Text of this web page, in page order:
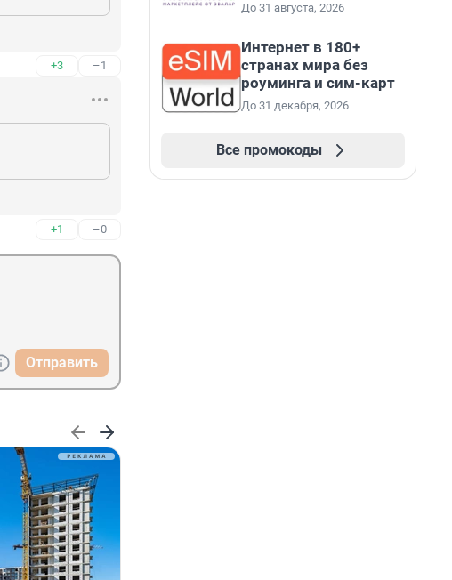
+3 –1
+1 –0
Отправить
До 31 августа, 2026
Интернет в 180+
странах мира без
роуминга и сим-карт
До 31 декабря, 2026
Все промокоды